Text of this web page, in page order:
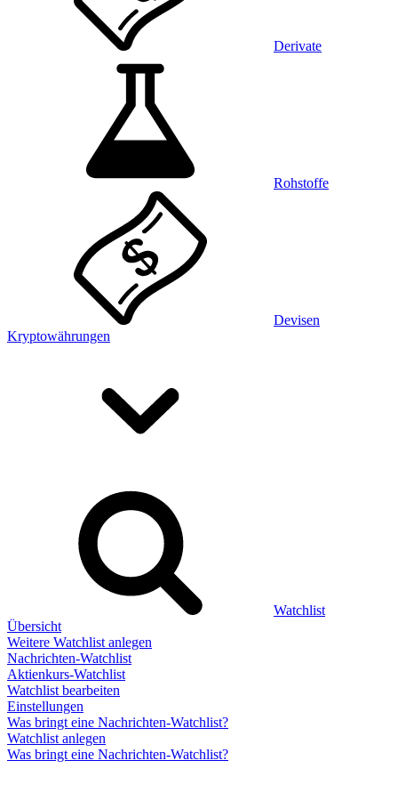
Derivate
Rohstoffe
Devisen
Kryptowährungen
Watchlist
Übersicht
Weitere Watchlist anlegen
Nachrichten-Watchlist
Aktienkurs-Watchlist
Watchlist bearbeiten
Einstellungen
Was bringt eine Nachrichten-Watchlist?
Watchlist anlegen
Was bringt eine Nachrichten-Watchlist?